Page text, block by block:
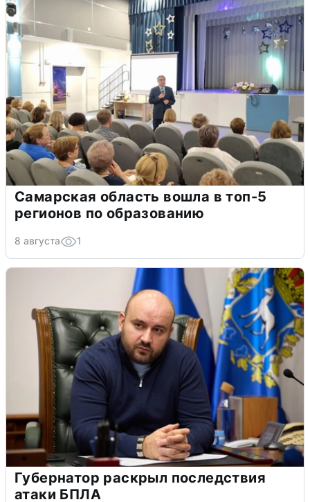
Самарская область вошла в топ-5
регионов по образованию
8 августа 1
Губернатор раскрыл последствия
атаки БПЛА